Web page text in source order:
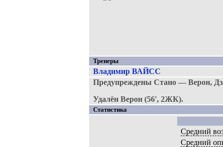
Тренеры
Владимир ВАЙСС
Предупреждены Стано — Верон,
Удалён Верон (56', 2ЖК).
Статистика
Средний
Средний